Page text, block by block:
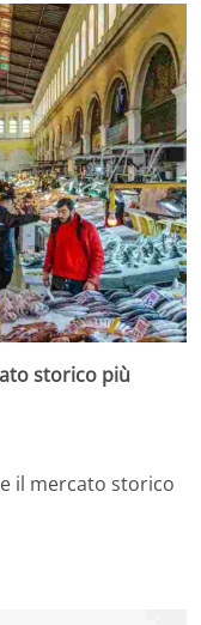
storico più
il mercato storico